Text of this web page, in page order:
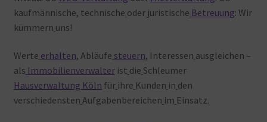
kaufmännische, technische oder juristische Betreuung: Wir
kümmern uns!
Werte erhalten, Abläufe steuern, Interessen ausgleichen –
als Immobilienverwalterist die Schleumer
Hausverwaltung Köln für ihre Kunden in den
verschiedensten Aufgabenbereichen im Einsatz.